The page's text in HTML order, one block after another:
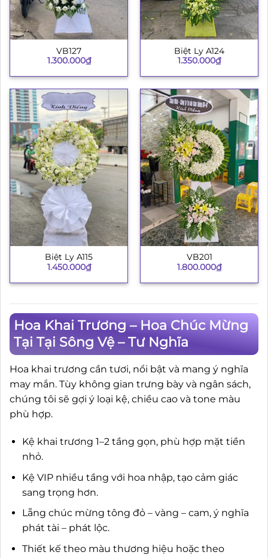
VB127
1.300.000₫
Biệt Ly A124
1.350.000₫
Biệt Ly A115
1.450.000₫
VB201
1.800.000₫
Hoa Khai Trương – Hoa Chúc Mừng
Tại Tại Sông Vệ – Tư Nghĩa
Hoa khai trương cần tươi, nổi bật và mang ý nghĩa
may mắn. Tùy không gian trưng bày và ngân sách,
chúng tôi sẽ gợi ý loại kệ, chiều cao và tone màu
phù hợp.
Kệ khai trương 1–2 tầng gọn, phù hợp mặt tiền
nhỏ.
Kệ VIP nhiều tầng với hoa nhập, tạo cảm giác
sang trọng hơn.
Lẵng chúc mừng tông đỏ – vàng – cam, ý nghĩa
phát tài – phát lộc.
Thiết kế theo màu thương hiệu hoặc theo